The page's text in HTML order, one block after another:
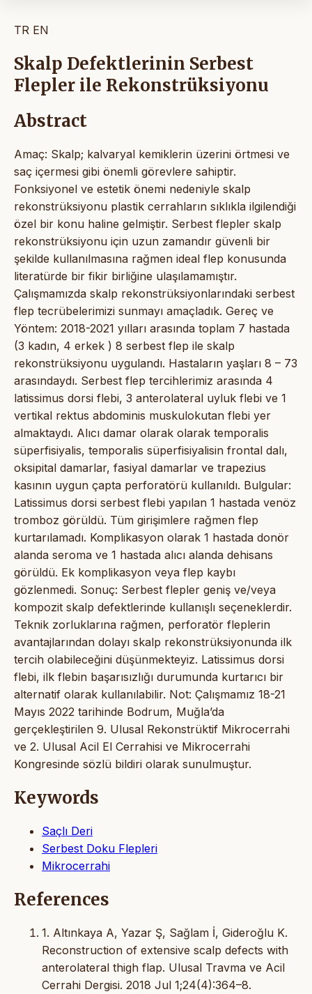
TR EN
Skalp Defektlerinin Serbest
Flepler ile Rekonstrüksiyonu
Abstract
Amaç: Skalp; kalvaryal kemiklerin üzerini örtmesi ve
saç içermesi gibi önemli görevlere sahiptir.
Fonksiyonel ve estetik önemi nedeniyle skalp
rekonstrüksiyonu plastik cerrahların sıklıkla ilgilendiği
özel bir konu haline gelmiştir. Serbest flepler skalp
rekonstrüksiyonu için uzun zamandır güvenli bir
şekilde kullanılmasına rağmen ideal flep konusunda
literatürde bir fikir birliğine ulaşılamamıştır.
Çalışmamızda skalp rekonstrüksiyonlarındaki serbest
flep tecrübelerimizi sunmayı amaçladık. Gereç ve
Yöntem: 2018-2021 yılları arasında toplam 7 hastada
(3 kadın, 4 erkek ) 8 serbest flep ile skalp
rekonstrüksiyonu uygulandı. Hastaların yaşları 8 – 73
arasındaydı. Serbest flep tercihlerimiz arasında 4
latissimus dorsi flebi, 3 anterolateral uyluk flebi ve 1
vertikal rektus abdominis muskulokutan flebi yer
almaktaydı. Alıcı damar olarak olarak temporalis
süperfisiyalis, temporalis süperfisiyalisin frontal dalı,
oksipital damarlar, fasiyal damarlar ve trapezius
kasının uygun çapta perforatörü kullanıldı. Bulgular:
Latissimus dorsi serbest flebi yapılan 1 hastada venöz
tromboz görüldü. Tüm girişimlere rağmen flep
kurtarılamadı. Komplikasyon olarak 1 hastada donör
alanda seroma ve 1 hastada alıcı alanda dehisans
görüldü. Ek komplikasyon veya flep kaybı
gözlenmedi. Sonuç: Serbest flepler geniş ve/veya
kompozit skalp defektlerinde kullanışlı seçeneklerdir.
Teknik zorluklarına rağmen, perforatör fleplerin
avantajlarından dolayı skalp rekonstrüksiyonunda ilk
tercih olabileceğini düşünmekteyiz. Latissimus dorsi
flebi, ilk flebin başarısızlığı durumunda kurtarıcı bir
alternatif olarak kullanılabilir. Not: Çalışmamız 18-21
Mayıs 2022 tarihinde Bodrum, Muğla’da
gerçekleştirilen 9. Ulusal Rekonstrüktif Mikrocerrahi
ve 2. Ulusal Acil El Cerrahisi ve Mikrocerrahi
Kongresinde sözlü bildiri olarak sunulmuştur.
Keywords
Saçlı Deri
Serbest Doku Flepleri
Mikrocerrahi
References
1. Altınkaya A, Yazar Ş, Sağlam İ, Gideroğlu K.
Reconstruction of extensive scalp defects with
anterolateral thigh flap. Ulusal Travma ve Acil
Cerrahi Dergisi. 2018 Jul 1;24(4):364–8.